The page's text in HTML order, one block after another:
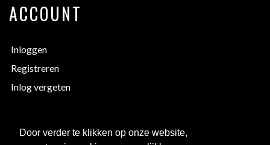
Door verder te klikken op onze website,
ACCOUNT
Inloggen
Registreren
Inlog vergeten